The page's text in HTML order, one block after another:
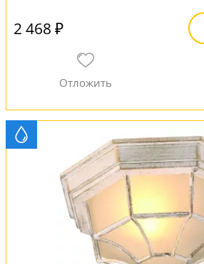
2 468 ₽